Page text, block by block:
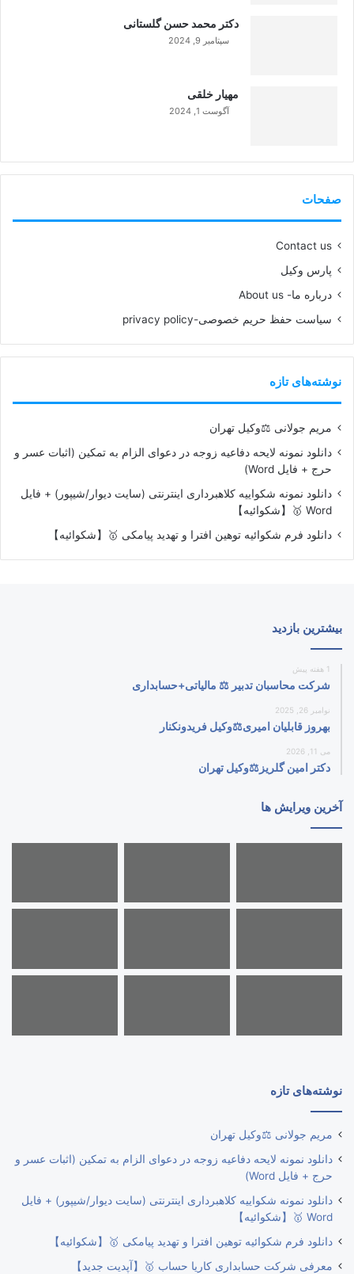
دکتر محمد حسن گلستانی
سپتامبر 9, 2024
مهیار خلقی
آگوست 1, 2024
صفحات
Contact us
پارس وکیل
درباره ما- About us
سیاست حفظ حریم خصوصی-privacy policy
نوشته‌های تازه
مریم جولانی ⚖️وکیل تهران
دانلود نمونه لایحه دفاعیه زوجه در دعوای الزام به تمکین (اثبات عسر و
حرج + فایل Word)
دانلود نمونه شکواییه کلاهبرداری اینترنتی (سایت دیوار/شیپور) + فایل
Word 🥇【شکوائیه】
دانلود فرم شکوائیه توهین افترا و تهدید پیامکی 🥇【شکوائیه】
بیشترین بازدید
1 هفته پیش
شرکت محاسبان تدبیر ⚖️ مالیاتی+حسابداری
نوامبر 26, 2025
بهروز قابلیان امیری⚖️وکیل فریدونکنار
می 11, 2026
دکتر امین گلریز⚖️وکیل تهران
آخرین ویرایش ها
نوشته‌های تازه
مریم جولانی ⚖️وکیل تهران
دانلود نمونه لایحه دفاعیه زوجه در دعوای الزام به تمکین (اثبات عسر و
حرج + فایل Word)
دانلود نمونه شکواییه کلاهبرداری اینترنتی (سایت دیوار/شیپور) + فایل
Word 🥇【شکوائیه】
دانلود فرم شکوائیه توهین افترا و تهدید پیامکی 🥇【شکوائیه】
معرفی شرکت حسابداری کاریا حساب 🥇【آپدیت جدید】